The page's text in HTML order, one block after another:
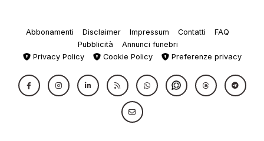
Abbonamenti Disclaimer Impressum Contatti
FAQ
Pubblicità
Annunci funebri
Privacy Policy
Cookie Policy Preferenze privacy